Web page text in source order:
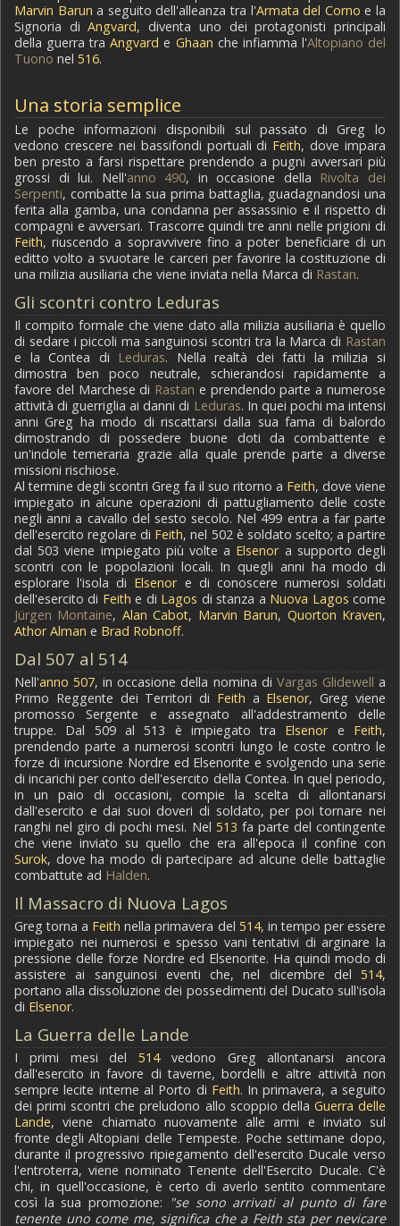
Marvin Barun a seguito dell'alleanza tra l'Armata del Corno e la
Signoria diAngvard, diventa uno dei protagonisti principali
della guerra traAngvard e Ghaan che infiamma l'Altopiano del
Tuono nel 516.
Una storia semplice
Le poche informazioni disponibili sul passato di Greg lo
vedono crescere nei bassifondi portuali di Feith, dove impara
ben presto a farsi rispettare prendendo a pugni avversari più
grossi di lui. Nell'anno 490, in occasione della Rivolta dei
Serpenti, combatte la sua prima battaglia, guadagnandosi una
ferita alla gamba, una condanna per assassinio e il rispetto di
compagni e avversari. Trascorre quindi tre anni nelle prigioni di
Feith, riuscendo a sopravvivere fino a poter beneficiare di un
editto volto a svuotare le carceri per favorire la costituzione di
una milizia ausiliaria che viene inviata nella Marca di Rastan.
Gli scontri contro Leduras
Il compito formale che viene dato alla milizia ausiliaria è quello
di sedare i piccoli ma sanguinosi scontri tra la Marca di Rastan
e la Contea di Leduras. Nella realtà dei fatti la milizia si
dimostra ben poco neutrale, schierandosi rapidamente a
favore del Marchese di Rastan e prendendo parte a numerose
attività di guerriglia ai danni di Leduras. In quei pochi ma intensi
anni Greg ha modo di riscattarsi dalla sua fama di balordo
dimostrando di possedere buone doti da combattente e
un'indole temeraria grazie alla quale prende parte a diverse
missioni rischiose.
Al termine degli scontri Greg fa il suo ritorno a Feith, dove viene
impiegato in alcune operazioni di pattugliamento delle coste
negli anni a cavallo del sesto secolo. Nel 499 entra a far parte
dell'esercito regolare di Feith, nel 502 è soldato scelto; a partire
dal 503 viene impiegato più volte a Elsenora supporto degli
scontri con le popolazioni locali. In quegli anni ha modo di
esplorare l'isola di Elsenore di conoscere numerosi soldati
dell'esercito di Feith e di Lagos di stanza a Nuova Lagos come
Jürgen Montaine, Alan Cabot, Marvin Barun, Quorton Kraven,
Athor Alman e Brad Robnoff.
Dal 507 al 514
Nell'anno 507, in occasione della nomina di Vargas Glidewell a
Primo Reggente dei Territori di Feith a Elsenor, Greg viene
promosso Sergente e assegnato all'addestramento delle
truppe. Dal 509 al 513 è impiegato tra Elsenore Feith,
prendendo parte a numerosi scontri lungo le coste contro le
forze di incursione Nordre ed Elsenorite e svolgendo una serie
di incarichi per conto dell'esercito della Contea. In quel periodo,
in un paio di occasioni, compie la scelta di allontanarsi
dall'esercito e dai suoi doveri di soldato, per poi tornare nei
ranghi nel giro di pochi mesi. Nel 513 fa parte del contingente
che viene inviato su quello che era all'epoca il confine con
Surok, dove ha modo di partecipare ad alcune delle battaglie
combattute ad Halden.
Il Massacro di Nuova Lagos
Greg torna a Feith nella primavera del 514, in tempo per essere
impiegato nei numerosi e spesso vani tentativi di arginare la
pressione delle forze Nordre ed Elsenorite. Ha quindi modo di
assistere ai sanguinosi eventi che, nel dicembre del 514,
portano alla dissoluzione dei possedimenti del Ducato sull'isola
di Elsenor.
La Guerra delle Lande
I primi mesi del 514vedono Greg allontanarsi ancora
dall'esercito in favore di taverne, bordelli e altre attività non
sempre lecite interne al Porto di Feith. In primavera, a seguito
dei primi scontri che preludono allo scoppio della Guerra delle
Lande, viene chiamato nuovamente alle armi e inviato sul
fronte degli Altopiani delle Tempeste. Poche settimane dopo,
durante il progressivo ripiegamento dell'esercito Ducale verso
l'entroterra, viene nominato Tenente dell'Esercito Ducale. C'è
chi, in quell'occasione, è certo di averlo sentito commentare
così la sua promozione:
"se sono arrivati al punto di fare
tenente uno come me, significa che a Feith sta per nevicare